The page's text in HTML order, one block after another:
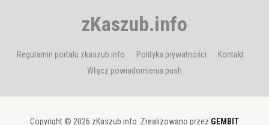
zKaszub.info
Regulamin portalu zkaszub.info Polityka prywatności
Kontakt
Włącz powiadomienia push
Copyright © 2026 zKaszub.info. Zrealizowano przez GEMBIT